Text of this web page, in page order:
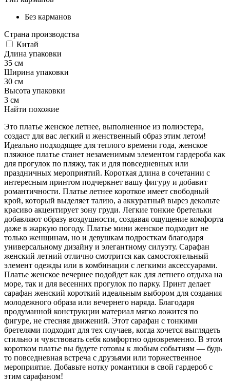
Без карманов
Страна производства
Китай
Длина упаковки
35 см
Ширина упаковки
30 см
Высота упаковки
3 см
Найти похожие
Это платье женское летнее, выполненное из полиэстера,
создаст для вас легкий и женственный образ этим летом!
Идеально подходящее для теплого времени года, женское
пляжное платье станет незаменимым элементом гардероба как
для прогулок по пляжу, так и для повседневных или
праздничных мероприятий. Короткая длина в сочетании с
интересным принтом подчеркнет вашу фигуру и добавит
романтичности. Платье летнее короткое имеет свободный
крой, который выделяет талию, а аккуратный вырез декольте
красиво акцентирует зону груди. Легкие тонкие бретельки
добавляют образу воздушности, создавая ощущение комфорта
даже в жаркую погоду. Платье мини женское подходит не
только женщинам, но и девушкам подросткам благодаря
универсальному дизайну и элегантному силуэту. Сарафан
женский летний отлично смотрится как самостоятельный
элемент одежды или в комбинации с легкими аксессуарами.
Платье женское вечернее подойдет как для летнего отдыха на
море, так и для весенних прогулок по парку. Принт делает
сарафан женский короткий идеальным выбором для создания
молодежного образа или вечернего наряда. Благодаря
продуманной конструкции материал мягко ложится по
фигуре, не стесняя движений. Этот сарафан с тонкими
бретелями подходит для тех случаев, когда хочется выглядеть
стильно и чувствовать себя комфортно одновременно. В этом
коротком платье вы будете готовы к любым событиям — будь
то повседневная встреча с друзьями или торжественное
мероприятие. Добавьте нотку романтики в свой гардероб с
этим сарафаном!